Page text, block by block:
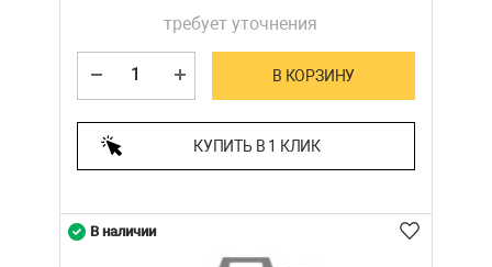
требует уточнения
В КОРЗИНУ
КУПИТЬ В 1 КЛИК
В наличии